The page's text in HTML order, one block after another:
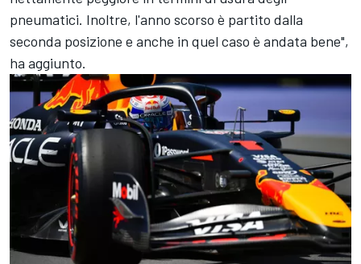
pneumatici. Inoltre, l'anno scorso è partito dalla
seconda posizione e anche in quel caso è andata bene",
ha aggiunto.